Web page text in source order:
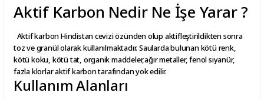
Aktif Karbon Nedir Ne İşe Yarar ?
Aktif karbon Hindistan cevizi özünden olup aktifleştirildikten sonra
toz ve granül olarak kullanılmaktadır. Saularda bulunan kötü renk,
kötü koku, kötü tat, organik maddeler,ağır metaller, fenol siyanür,
fazla klorlar aktif karbon tarafından yok edilir.
Kullanım Alanları